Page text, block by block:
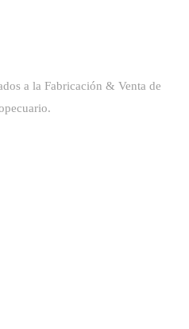
a la Fabricación & Venta de